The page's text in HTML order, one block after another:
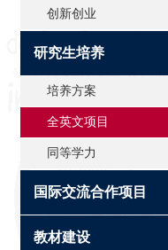
创新创业
研究生培养
培养方案
全英文项目
同等学力
国际交流合作项目
教材建设